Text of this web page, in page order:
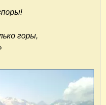
горы,